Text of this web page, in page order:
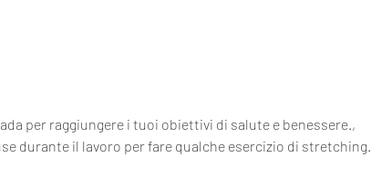
durante il lavoro per fare qualche esercizio di stretching.